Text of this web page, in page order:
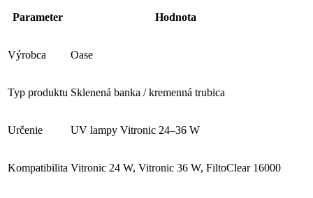
Parameter Hodnota
Výrobca Oase
Typ produktu Sklenená banka / kremenná trubica
Určenie UV lampy Vitronic 24–36 W
Kompatibilita Vitronic 24 W, Vitronic 36 W, FiltoClear 16000